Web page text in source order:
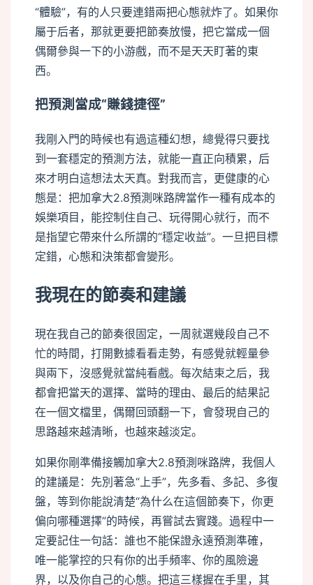
“體驗”，有的人只要連錯兩把心態就炸了。如果你
屬于后者，那就更要把節奏放慢，把它當成一個
偶爾參與一下的小游戲，而不是天天盯著的東
西。
把預測當成“賺錢捷徑”
我剛入門的時候也有過這種幻想，總覺得只要找
到一套穩定的預測方法，就能一直正向積累，后
來才明白這想法太天真。對我而言，更健康的心
態是：把加拿大2.8預測咪路牌當作一種有成本的
娛樂項目，能控制住自己、玩得開心就行，而不
是指望它帶來什么所謂的“穩定收益”。一旦把目標
定錯，心態和決策都會變形。
我現在的節奏和建議
現在我自己的節奏很固定，一周就選幾段自己不
忙的時間，打開數據看看走勢，有感覺就輕量參
與兩下，沒感覺就當純看戲。每次結束之后，我
都會把當天的選擇、當時的理由、最后的結果記
在一個文檔里，偶爾回頭翻一下，會發現自己的
思路越來越清晰，也越來越淡定。
如果你剛準備接觸加拿大2.8預測咪路牌，我個人
的建議是：先別著急“上手”，先多看、多記、多復
盤，等到你能說清楚“為什么在這個節奏下，你更
偏向哪種選擇”的時候，再嘗試去實踐。過程中一
定要記住一句話：誰也不能保證永遠預測準確，
唯一能掌控的只有你的出手頻率、你的風險邊
界，以及你自己的心態。把這三樣握在手里，其